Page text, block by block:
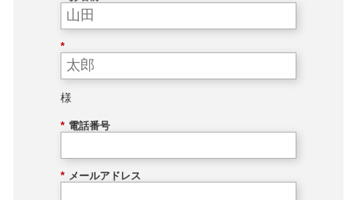
*
様
* 電話番号
* メールアドレス